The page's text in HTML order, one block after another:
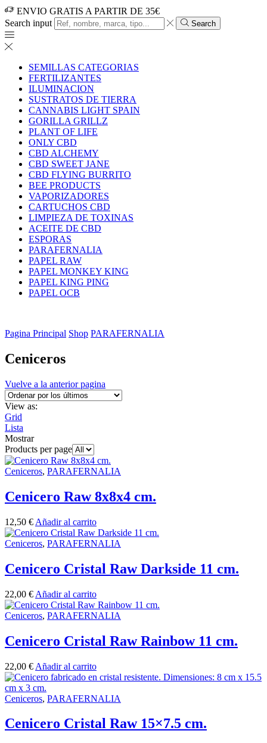
ENVIO GRATIS A PARTIR DE 35€
Search input
Search
SEMILLAS CATEGORIAS
FERTILIZANTES
ILUMINACION
SUSTRATOS DE TIERRA
CANNABIS LIGHT SPAIN
GORILLA GRILLZ
PLANT OF LIFE
ONLY CBD
CBD ALCHEMY
CBD SWEET JANE
CBD FLYING BURRITO
BEE PRODUCTS
VAPORIZADORES
CARTUCHOS CBD
LIMPIEZA DE TOXINAS
ACEITE DE CBD
ESPORAS
PARAFERNALIA
PAPEL RAW
PAPEL MONKEY KING
PAPEL KING PING
PAPEL OCB
Pagina Principal Shop PARAFERNALIA
Ceniceros
Vuelve a la anterior pagina
View as:
Grid
Lista
Mostrar
Products per page
Ceniceros, PARAFERNALIA
Cenicero Raw 8x8x4 cm.
12,50 € Añadir al carrito
Ceniceros, PARAFERNALIA
Cenicero Cristal Raw Darkside 11 cm.
22,00 € Añadir al carrito
Ceniceros, PARAFERNALIA
Cenicero Cristal Raw Rainbow 11 cm.
22,00 € Añadir al carrito
Ceniceros, PARAFERNALIA
Cenicero Cristal Raw 15×7.5 cm.